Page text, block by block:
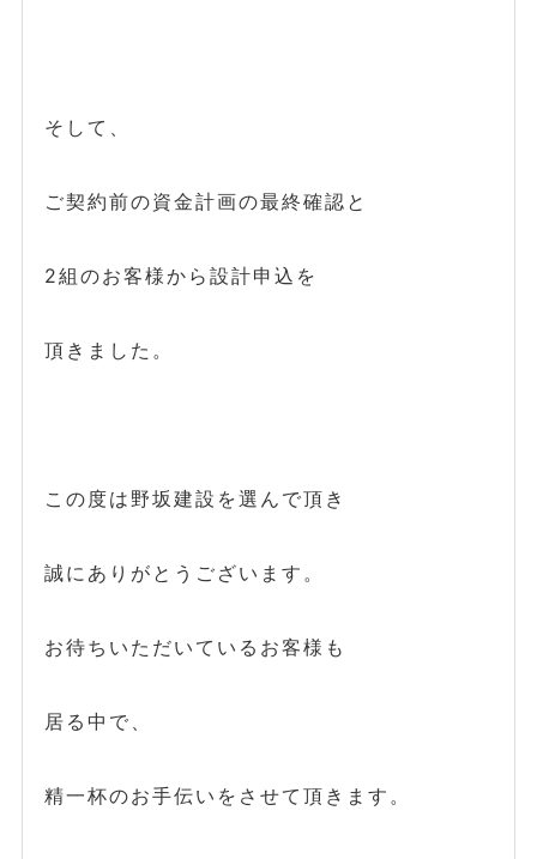
そして、
ご契約前の資金計画の最終確認と
2組のお客様から設計申込を
頂きました。
この度は野坂建設を選んで頂き
誠にありがとうございます。
お待ちいただいているお客様も
居る中で、
精一杯のお手伝いをさせて頂きます。